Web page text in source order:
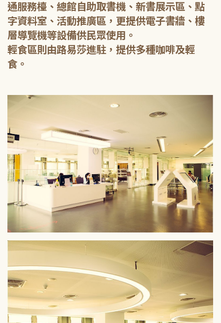
通服務檯、總館自助取書機、新書展示區、點
字資料室、活動推廣區，更提供電子書牆、樓
層導覽機等設備供民眾使用。
輕食區則由路易莎進駐，提供多種咖啡及輕
食。